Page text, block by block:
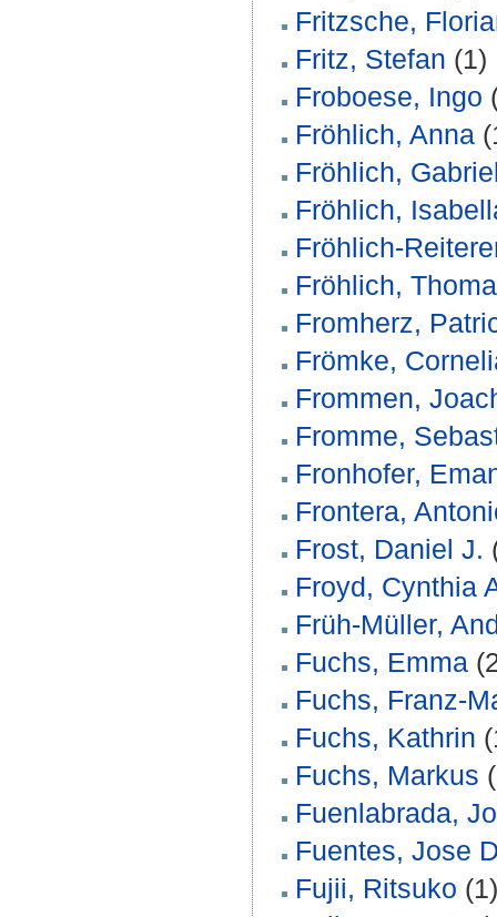
Fritzsche,
Fritz, Stefan (1)
Froboese, Ingo
Fröhlich, Anna
Fröhlich,
Fröhlich,
Fröhlich-
Fröhlich,
Fromherz,
Frömke,
Frommen,
Fromme,
Fronhofer,
Frontera,
Frost, Daniel J.
Froyd, Cynthia
Früh-Müller,
Fuchs, Emma
Fuchs, Franz-
Fuchs, Kathrin
Fuchs, Markus
Fuenlabrada,
Fuentes, Jose
Fujii, Ritsuko (1)